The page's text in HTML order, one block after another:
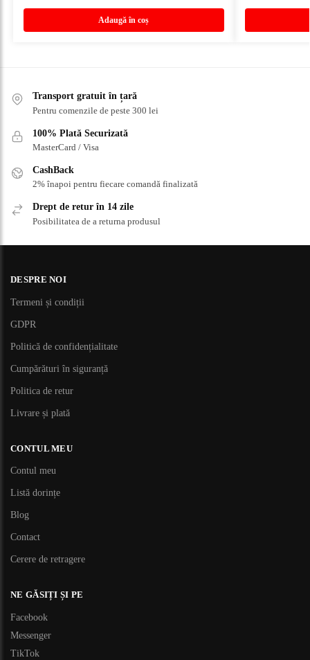
Adaugă în coș
Transport gratuit în țară
Pentru comenzile de peste 300 lei
100% Plată Securizată
MasterCard / Visa
CashBack
2% înapoi pentru fiecare comandă finalizată
Drept de retur în 14 zile
Posibilitatea de a returna produsul
DESPRE NOI
Termeni și condiții
GDPR
Politică de confidențialitate
Cumpărături în siguranță
Politica de retur
Livrare și plată
CONTUL MEU
Contul meu
Listă dorințe
Blog
Contact
Cerere de retragere
NE GĂSIȚI ȘI PE
Facebook
Messenger
TikTok